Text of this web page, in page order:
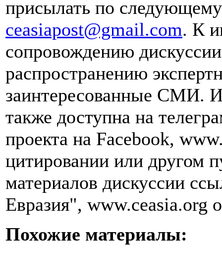
присылать по
ceasiapost@gmail.com. К
сопровождению
распространению
заинтересованные СМИ.
также доступна на
проекта на Facebook,
цитировании или другом
материалов дискуссии
Евразия", www.ceasia.org
Похожие материалы: